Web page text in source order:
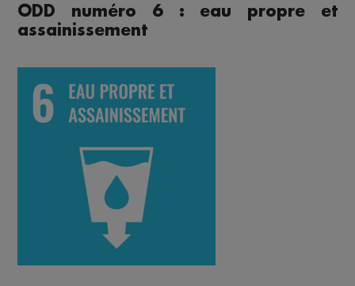
ODD numéro 6 : eau propre et
assainissement